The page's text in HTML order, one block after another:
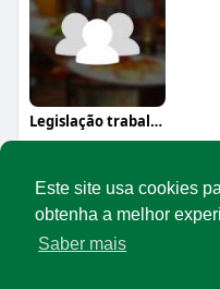
Este site usa cookies
obtenha a melhor
Saber mais
Legislação trabalhista
©
Início
Sobre